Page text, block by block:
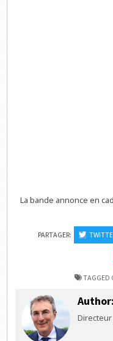
La bande annonce en
PARTAGER:
TAGGED
Author: